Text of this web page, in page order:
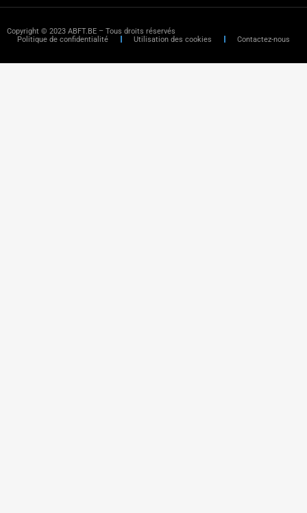
Copyright © 2023 ABFT.BE – Tous droits réservés
Politique de confidentialité
Utilisation des cookies Contactez-nous